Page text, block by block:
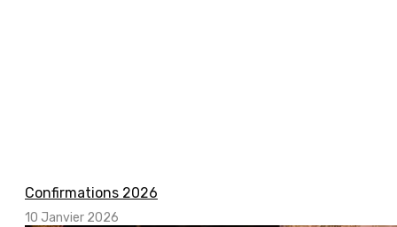
Confirmations 2026
10 Janvier 2026